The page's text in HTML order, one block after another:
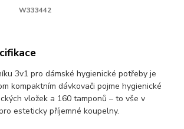
W333442
3v1 pro dámské hygienické potřeby je
kompaktním dávkovači pojme hygienické
vložek a 160 tamponů – to vše v
esteticky příjemné koupelny.